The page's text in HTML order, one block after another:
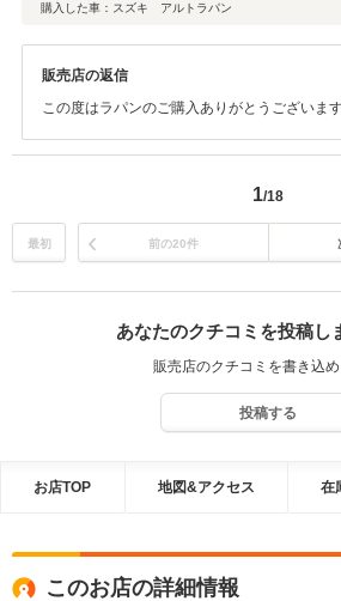
購入した車：スズキ アルトラパン
販売店の返信
この度はラパンのご購入ありがとうございま
これかれもどうぞよろしくお願いいたします
1/18
最初 前の20件
あなたのクチコミを投稿し
販売店のクチコミを書き込め
投稿する
お店TOP 地図&アクセス 在
このお店の詳細情報